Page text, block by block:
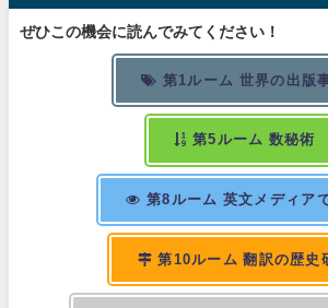
ぜひこの機会に読んでみてください！
第1ルーム 世界の出版
第5ルーム 数秘術
第8ルーム 英文メディア
第10ルーム 翻訳の歴史